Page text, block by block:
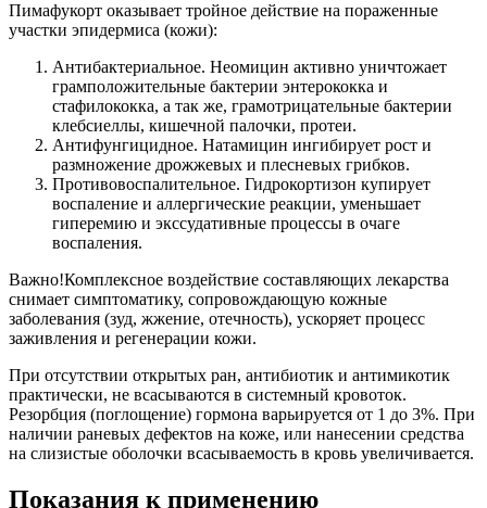
Пимафукорт оказывает тройное действие на пораженные
участки эпидермиса (кожи):
Антибактериальное. Неомицин активно уничтожает
грамположительные бактерии энтерококка и
стафилококка, а так же, грамотрицательные бактерии
клебсиеллы, кишечной палочки, протеи.
Антифунгицидное. Натамицин ингибирует рост и
размножение дрожжевых и плесневых грибков.
Противовоспалительное. Гидрокортизон купирует
воспаление и аллергические реакции, уменьшает
гиперемию и экссудативные процессы в очаге
воспаления.
Важно!Комплексное воздействие составляющих лекарства
снимает симптоматику, сопровождающую кожные
заболевания (зуд, жжение, отечность), ускоряет процесс
заживления и регенерации кожи.
При отсутствии открытых ран, антибиотик и антимикотик
практически, не всасываются в системный кровоток.
Резорбция (поглощение) гормона варьируется от 1 до 3%. При
наличии раневых дефектов на коже, или нанесении средства
на слизистые оболочки всасываемость в кровь увеличивается.
Показания к применению